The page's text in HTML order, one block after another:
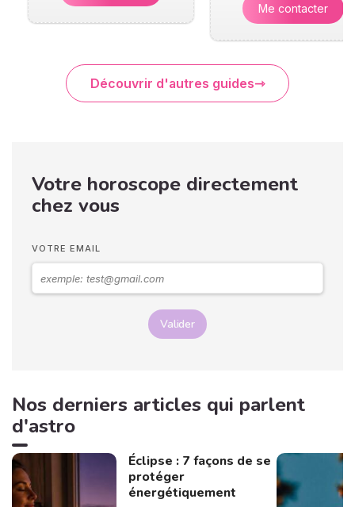
Me contacter
Découvrir d'autres guides
Votre horoscope directement
chez vous
VOTRE EMAIL
Valider
Nos derniers articles qui parlent
d'astro
Éclipse : 7 façons de se
protéger
énergétiquement